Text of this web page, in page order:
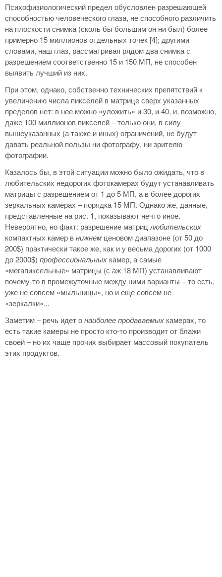
Психофизиологический предел обусловлен разрешающей
способностью человеческого глаза, не способного различить
на плоскости снимка (сколь бы большим он ни был) более
примерно 15 миллионов отдельных точек [4]; другими
словами, наш глаз, рассматривая рядом два снимка с
разрешением соответственно 15 и 150 МП, не способен
выявить лучший из них.
При этом, однако, собственно технических препятствий к
увеличению числа пикселей в матрице сверх указанных
пределов нет: в нее можно «уложить» и 30, и 40, и, возможно,
даже 100 миллионов пикселей – только они, в силу
вышеуказанных (а также и иных) ограничений, не будут
давать реальной пользы ни фотографу, ни зрителю
фотографии.
Казалось бы, в этой ситуации можно было ожидать, что в
любительских недорогих фотокамерах будут устанавливать
матрицы с разрешением от 1 до 5 МП, а в более дорогих
зеркальных камерах – порядка 15 МП. Однако же, данные,
представленные на рис. 1, показывают нечто иное.
Невероятно, но факт: разрешение матриц любительских
компактных камер внижнем ценовом диапазоне (от 50 до
200$) практически такое же, как и у весьма дорогих (от 1000
до 2000$) профессиональных камер, а самые
«мегапиксельные» матрицы (с аж 18 МП) устанавливают
почему-то в промежуточные между ними варианты – то есть,
уже не совсем «мыльницы», но и еще совсем не
«зеркалки»...
Заметим – речь идет онаиболее продаваемых камерах, то
есть такие камеры не просто кто-то производит от блажи
своей – но их чаще прочих выбирает массовый покупатель
этих продуктов.